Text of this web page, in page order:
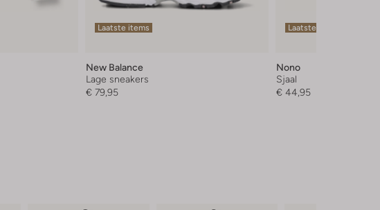
Laatste items
New Balance
Lage sneakers
€ 79,95
Laatste items
Nono
Sjaal
€ 44,95